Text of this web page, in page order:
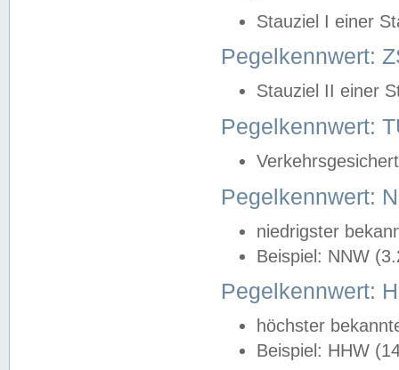
Stauziel I einer
Pegelkennwert:
Stauziel II einer
Pegelkennwert:
Pegelkennwert:
niedrigster
Beispiel: NNW
Pegelkennwert:
höchster
Beispiel: HHW